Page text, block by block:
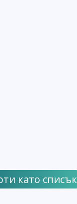
като списък